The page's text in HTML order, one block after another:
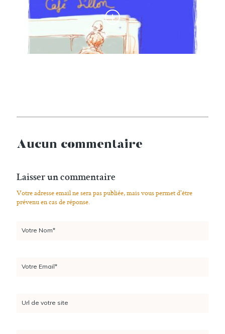
Aucun commentaire
Laisser un commentaire
Votre adresse email ne sera pas publiée, mais vous permet d'être
prévenu en cas de réponse.
Votre Nom*
Votre Email*
Url de votre site